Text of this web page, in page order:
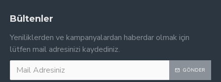
Bültenler
Yeniliklerden ve kampanyalardan haberdar olmak için
lütfen mail adresinizi kaydediniz.
GÖNDER